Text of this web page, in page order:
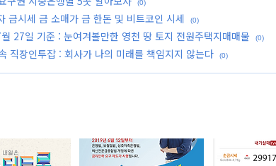
(0)
금시세 금 소매가 금 한돈 및 비트코인 시세 (0)
27일 기준 : 눈여겨볼만한 영천 땅 토지 전원주택지매매물 (0)
직장인투잡 : 회사가 나의 미래를 책임지지 않는다 (0)